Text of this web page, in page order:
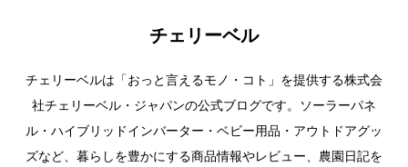
チェリーベル
チェリーベルは「おっと言えるモノ・コト」を提供する株式会
社チェリーベル・ジャパンの公式ブログです。ソーラーパネ
ル・ハイブリッドインバーター・ベビー用品・アウトドアグッ
ズなど、暮らしを豊かにする商品情報やレビュー、農園日記を